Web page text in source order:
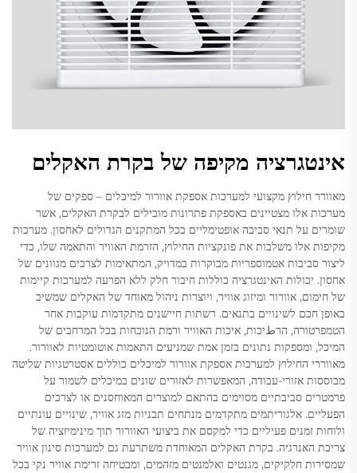
אינטגרציה מקיפה של בקרת האקלים
מאוורר חילוץ מקצועי למערכות אספקת אוורור למיכלים – ספקים של
מערכות אלו מצטיינים באספקת פתרונות מובילים לבקרת האקלים, אשר
שומרים על תנאי סביבה אופטימליים בכל המתקנים הגדולים לאחסון. מערכות
מקיפות אלו משלבות את פונקציות החילוץ, הזרמת האוויר והתאמה שלו, כדי
ליצור סביבות אטמוספריות מבוקרות במדויק, המתאימות לצרכים מגוונים של
אחסון. יכולות האינטגרציה כוללות חיבור חלק ללא הפרעה למערכות קיימות
של חימום, אוורור ומיזוג אוויר, ויוצרות ניהול מאוחד של האקלים שמשיב
באופן חכם לשינויים בתנאים. רשתות חיישנים מתקדמות עוקבות אחר
הטמפרטורה, הרطיבות, איכות האוויר ורמת הנוכחות בכל המרחבים של
המיכל, ומספקות נתונים בזמן אמת שמניעים התאמות אוטומטיות לאוורור.
מאווררי החילוץ למערכות אספקת אוורור למיכלים כוללים אסטרטגיות שליטה
מבוססות אזורי-עבודה, המאפשרות לאזורים שונים במיכלים לשמור על
פרמטרים סביבתיים מסוימים בהתאם למוצרים המאוחסנים או לצרכים
הפעליים. אלגוריתמים מתקדמים מנתחים תבניות מזג אוויר, שינויים עונתיים
ולוחות זמנים פעיליים כדי למקסם את ביצועי האוורור תוך מינימיזציה של
צריכת האנרגיה. בקרת האקלים המאוחדת משתרעת גם למערכות סינון אוויר
שמסירות חלקיקים, מגנטים ואלמנטים מזהמים, ומבטיחה זרימת אוויר נקי בכל